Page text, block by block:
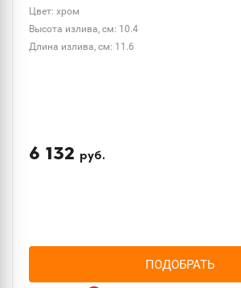
Цвет: хром
Высота излива, см: 10.4
Длина излива, см: 11.6
6 132 руб.
ПОДОБРАТЬ